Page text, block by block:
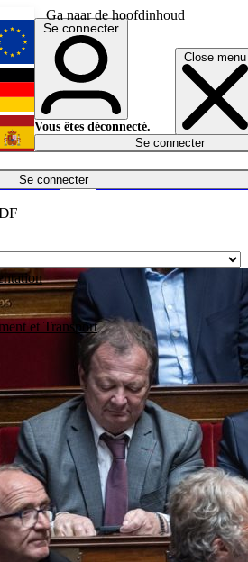
Ga naar de hoofdinhoud
Close menu
Se connecter
et Transport
Économie
English
Deutsch
Español
Se connecter
Vous êtes déconnecté.
Se connecter